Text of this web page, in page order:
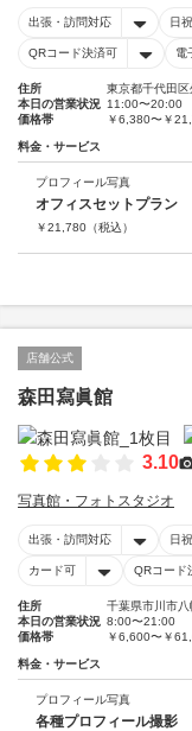
出張・訪問対応 日
QRコード決済可 電
住所
東京都千代田
本日の営業状況 11:00〜20:00
価格帯
￥6,380〜￥
料金・サービス
プロフィール写真
オフィスセットプラン
￥21,780 （税込）
店舗公式
森田寫眞館
3.10
写真館・フォトスタジオ
出張・訪問対応 日
カード可 QRコード
住所
千葉県市川市
本日の営業状況 8:00〜21:00
価格帯
￥6,600〜￥
料金・サービス
プロフィール写真
各種プロフィール撮影